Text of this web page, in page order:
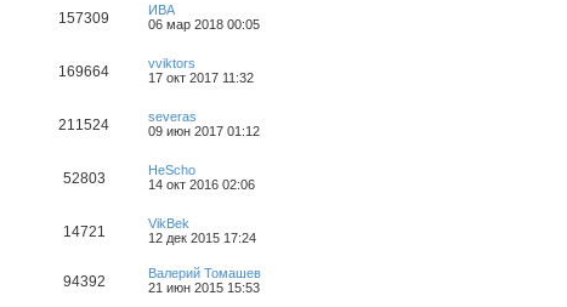
157309
ИВА
06 мар 2018 00:05
169664
vviktors
17 окт 2017 11:32
211524
severas
09 июн 2017 01:12
52803
HeScho
14 окт 2016 02:06
14721
VikBek
12 дек 2015 17:24
94392
Валерий Томашев
21 июн 2015 15:53